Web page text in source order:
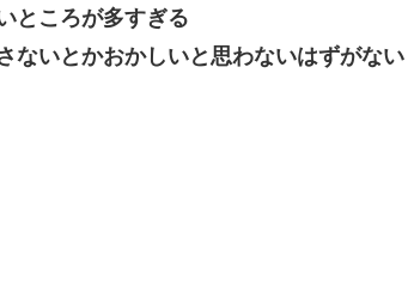
ところが多すぎる
ないとかおかしいと思わないはずがない